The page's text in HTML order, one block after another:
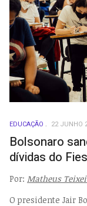
EDUCAÇÃO 22 JUNHO
Bolsonaro
dívidas do Fies
Por: Matheus
O presidente Jair